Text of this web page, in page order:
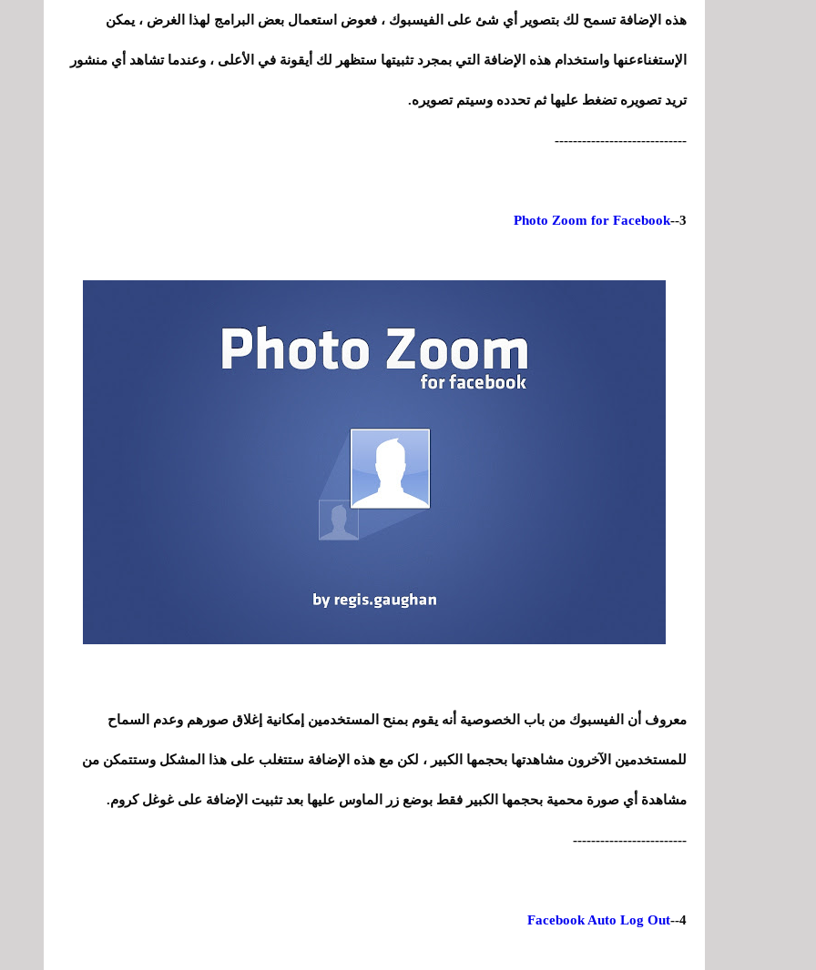
هذه الإضافة تسمح لك بتصوير أي شئ على الفيسبوك ، فعوض استعمال بعض البرامج لهذا الغرض ، يمكن
الإستغناءعنها واستخدام هذه الإضافة التي بمجرد تثبيتها ستظهر لك أيقونة في الأعلى ، وعندما تشاهد أي منشور
تريد تصويره تضغط عليها ثم تحدده وسيتم تصويره.
-----------------------------
3--
Photo Zoom for Facebook
معروف أن الفيسبوك من باب الخصوصية أنه يقوم بمنح المستخدمين إمكانية إغلاق صورهم وعدم السماح
للمستخدمين الآخرون مشاهدتها بحجمها الكبير ، لكن مع هذه الإضافة ستتغلب على هذا المشكل وستتمكن من
مشاهدة أي صورة محمية بحجمها الكبير فقط بوضع زر الماوس عليها بعد تثبيت الإضافة على غوغل كروم.
-------------------------
4--
Facebook Auto Log Out